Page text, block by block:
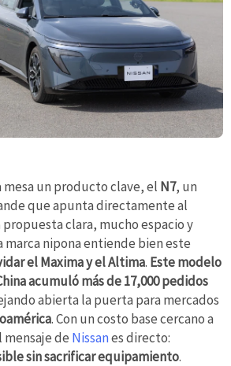
mesa un producto clave, el N7, un
que apunta directamente al
clara, mucho espacio y
nipona entiende bien este
el Maxima y el Altima. Este modelo
acumuló más de 17,000 pedidos
abierta la puerta para mercados
. Con un costo base cercano a
mensaje de Nissanes directo:
sin sacrificar equipamiento.